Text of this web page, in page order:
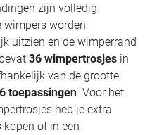
zijn volledig
wimpers worden
uitzien en de wimperrand
36 wimpertrosjes in
van de grootte
toepassingen. Voor het
heb je extra
of in een